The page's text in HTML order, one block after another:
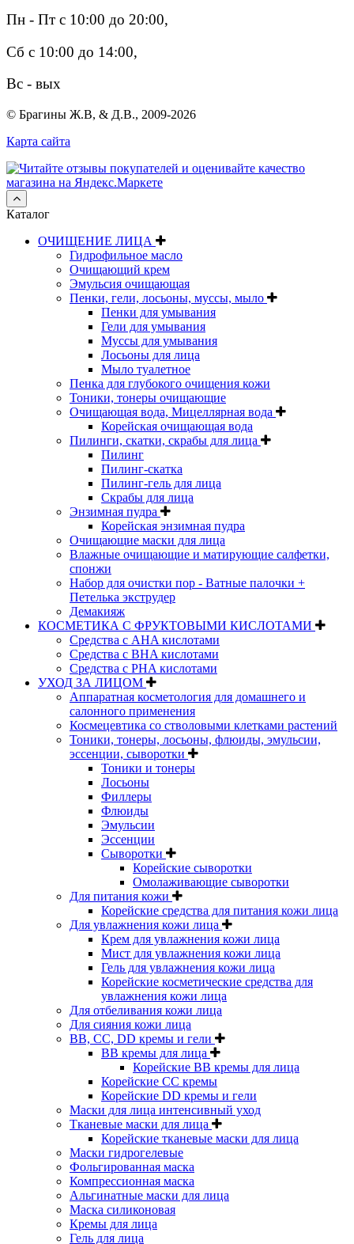
Пн - Пт с 10:00 до 20:00,
Сб с 10:00 до 14:00,
Вс - вых
© Брагины Ж.В, & Д.В., 2009-2026
Карта сайта
Каталог
ОЧИЩЕНИЕ ЛИЦА
Гидрофильное масло
Очищающий крем
Эмульсия очищающая
Пенки, гели, лосьоны, муссы, мыло
Пенки для умывания
Гели для умывания
Муссы для умывания
Лосьоны для лица
Мыло туалетное
Пенка для глубокого очищения кожи
Тоники, тонеры очищающие
Очищающая вода, Мицеллярная вода
Корейская очищающая вода
Пилинги, скатки, скрабы для лица
Пилинг
Пилинг-скатка
Пилинг-гель для лица
Скрабы для лица
Энзимная пудра
Корейская энзимная пудра
Очищающие маски для лица
Влажные очищающие и матирующие салфетки,
спонжи
Набор для очистки пор - Ватные палочки +
Петелька экструдер
Демакияж
КОСМЕТИКА С ФРУКТОВЫМИ КИСЛОТАМИ
Средства с AHA кислотами
Средства с BHA кислотами
Средства с PHA кислотами
УХОД ЗА ЛИЦОМ
Аппаратная косметология для домашнего и
салонного применения
Космецевтика со стволовыми клетками растений
Тоники, тонеры, лосьоны, флюиды, эмульсии,
эссенции, сыворотки
Тоники и тонеры
Лосьоны
Филлеры
Флюиды
Эмульсии
Эссенции
Сыворотки
Корейские сыворотки
Омолаживающие сыворотки
Для питания кожи
Корейские средства для питания кожи лица
Для увлажнения кожи лица
Крем для увлажнения кожи лица
Мист для увлажнения кожи лица
Гель для увлажнения кожи лица
Корейские косметические средства для
увлажнения кожи лица
Для отбеливания кожи лица
Для сияния кожи лица
BB, CC, DD кремы и гели
BB кремы для лица
Корейские BB кремы для лица
Корейские CC кремы
Корейские DD кремы и гели
Маски для лица интенсивный уход
Тканевые маски для лица
Корейские тканевые маски для лица
Маски гидрогелевые
Фольгированная маска
Компрессионная маска
Альгинатные маски для лица
Маска силиконовая
Кремы для лица
Гель для лица